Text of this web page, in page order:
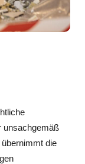
unsachgemäß
die